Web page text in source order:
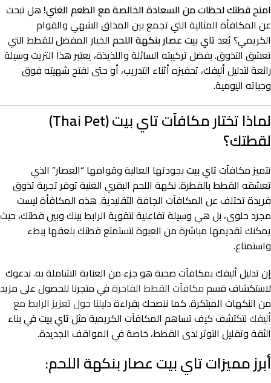
امنح قطتك لحظات من السعادة الخالصة مع الطعم الغني! هل تبحث
عن المكافأة المثالية التي تجمع بين المذاق الشهي والقوام
الكريمي؟ يُعدتاي بيت عصار بنكهة اللحم الخيار المفضل للقطط التي
تعشق التذوق. بفضل تركيبته السائلة واللذيذة، يعتبر هذا التريت وسيلة
رائعة لتدليل أليفك، تحفيزه أثناء التدريب، أو حتى لفتح شهيته فوق
وجباته اليومية.
لماذا تختار مكافآت تاي بيت (Thai Pet)
لقطتك؟
تتميز مكافآتتاي بيتبجودتها العالية وقوامها “العصار” الذي
تعشقه القطط بالفطرة. نكهة اللحم البقري الغنية توفر تجربة تذوق
فريدة تختلف عن المكافآت الجافة التقليدية. هذه المكافأة ليست
مجرد حلوى، بل هي وسيلة تفاعلية لتقوية الرابط بينك وبين قطتك، حيث
يمكنك تقديمها مباشرة من العبوة لتستمتع قطتك بلعقها ببطء
واستمتاع.
إن تدليل أليفك بمكافآت صحية هو جزء من العناية الشاملة به. ندعوك
لاستكشاف قسممكافآت القطط الفاخرةفي متجرنا للحصول على مزيد
من النكهات المبتكرة. كما ننصحك بقراءةدليلنا حول تعزيز الرابط مع
أليفكلتكتشف كيف تساهم المكافآت الكريمية مثلتاي بيتفي بناء
الثقة وتقليل التوتر لدى القطط، خاصة في المواقف الجديدة.
أبرز مميزات تاي بيت عصار بنكهة اللحم: